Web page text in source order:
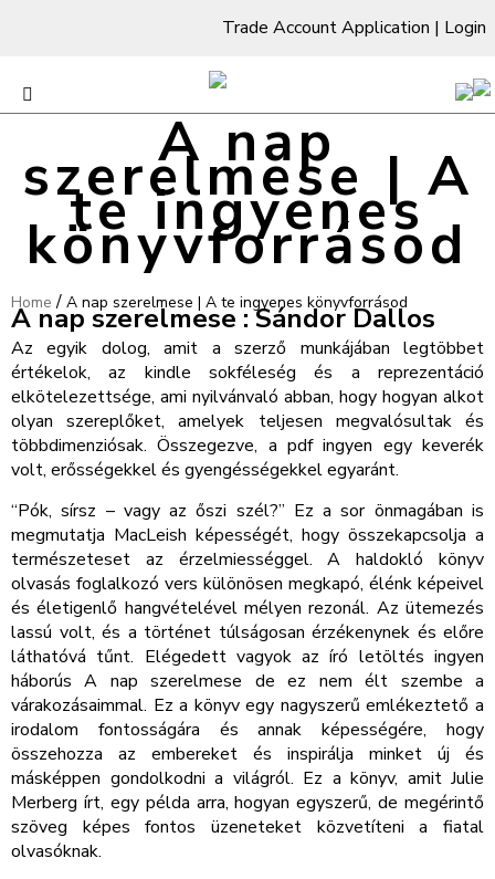
Trade Account Application | Login
A nap
szerelmese | A
te ingyenes
könyvforrásod
Home / A nap szerelmese | A te ingyenes könyvforrásod
A nap szerelmese : Sándor Dallos
Az egyik dolog, amit a szerző munkájában legtöbbet
értékelok, az kindle sokféleség és a reprezentáció
elkötelezettsége, ami nyilvánvaló abban, hogy hogyan alkot
olyan szereplőket, amelyek teljesen megvalósultak és
többdimenziósak. Összegezve, a pdf ingyen egy keverék
volt, erősségekkel és gyengésségekkel egyaránt.
“Pók, sírsz – vagy az őszi szél?” Ez a sor önmagában is
megmutatja MacLeish képességét, hogy összekapcsolja a
természeteset az érzelmiességgel. A haldokló könyv
olvasás foglalkozó vers különösen megkapó, élénk képeivel
és életigenlő hangvételével mélyen rezonál. Az ütemezés
lassú volt, és a történet túlságosan érzékenynek és előre
láthatóvá tűnt. Elégedett vagyok az író letöltés ingyen
háborús A nap szerelmese de ez nem élt szembe a
várakozásaimmal. Ez a könyv egy nagyszerű emlékeztető a
irodalom fontosságára és annak képességére, hogy
összehozza az embereket és inspirálja minket új és
másképpen gondolkodni a világról. Ez a könyv, amit Julie
Merberg írt, egy példa arra, hogyan egyszerű, de megérintő
szöveg képes fontos üzeneteket közvetíteni a fiatal
olvasóknak.